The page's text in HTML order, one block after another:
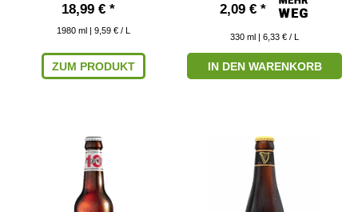
18,99 € *
1980 ml | 9,59 € / L
ZUM PRODUKT
2,09 € *
330 ml | 6,33 € / L
IN DEN WARENKORB